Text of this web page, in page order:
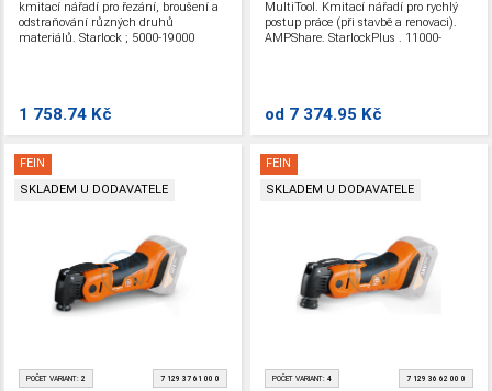
kmitací nářadí pro řezání, broušení a
odstraňování různých druhů
materiálů. Starlock ; 5000-19000
1 758.74 Kč
MultiTool. Kmitací nářadí pro rychlý
postup práce (při stavbě a renovaci).
AMPShare. StarlockPlus . 11000-
od 7 374.95 Kč
FEIN
SKLADEM U DODAVATELE
POČET VARIANT: 2 7 129 37 61 00 0
FEIN
SKLADEM U DODAVATELE
POČET VARIANT: 4 7 129 36 62 00 0